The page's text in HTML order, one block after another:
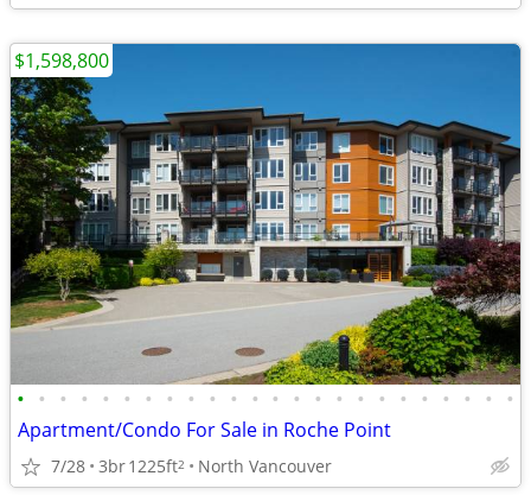
• • • • • • • • • • • • • • • • • • • • • • • •
Apartment/Condo For Sale in Roche Point
7/28 3br1225ft2 North Vancouver
$1,598,800